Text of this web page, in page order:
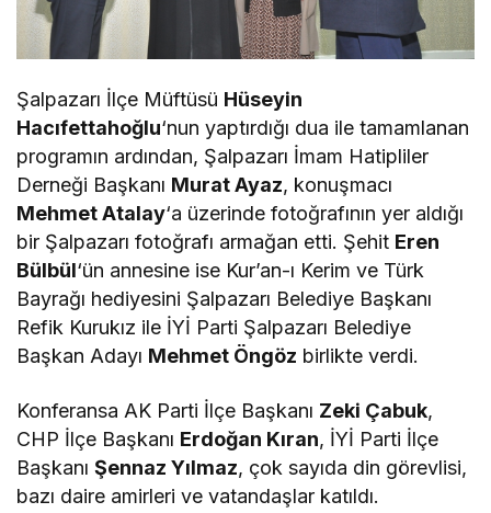
Şalpazarı İlçe Müftüsü Hüseyin
Hacıfettahoğlu‘nun yaptırdığı dua ile tamamlanan
programın ardından, Şalpazarı İmam Hatipliler
Derneği Başkanı Murat Ayaz, konuşmacı
Mehmet Atalay‘a üzerinde fotoğrafının yer aldığı
bir Şalpazarı fotoğrafı armağan etti. Şehit Eren
Bülbül‘ün annesine ise Kur’an-ı Kerim ve Türk
Bayrağı hediyesini Şalpazarı Belediye Başkanı
Refik Kurukız ile İYİ Parti Şalpazarı Belediye
Başkan Adayı Mehmet Öngöz birlikte verdi.
Konferansa AK Parti İlçe Başkanı Zeki Çabuk,
CHP İlçe Başkanı Erdoğan Kıran, İYİ Parti İlçe
BaşkanıŞennaz Yılmaz, çok sayıda din görevlisi,
bazı daire amirleri ve vatandaşlar katıldı.